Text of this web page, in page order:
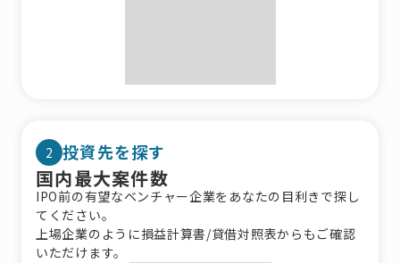
2 投資先を探す
国内最大案件数
IPO前の有望なベンチャー企業をあなたの目利きで探し
てください。
上場企業のように損益計算書/貸借対照表からもご確認
いただけます。